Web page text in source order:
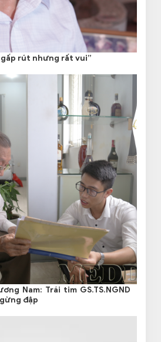
gấp rút nhưng rất vui”
Nam: Trái tim GS.TS.NGND
đập